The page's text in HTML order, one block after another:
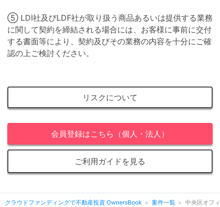
⑤ LDI社及びLDF社が取り扱う商品あるいは提供する業務
に関して契約を締結される場合には、お客様に事前に交付
する書面等により、契約及びその業務の内容を十分にご確
認の上ご検討ください。
リスクについて
会員登録はこちら（個人・法人）
ご利用ガイドを見る
クラウドファンディングで不動産投資 OwnersBook 案件一覧 中央区オフ